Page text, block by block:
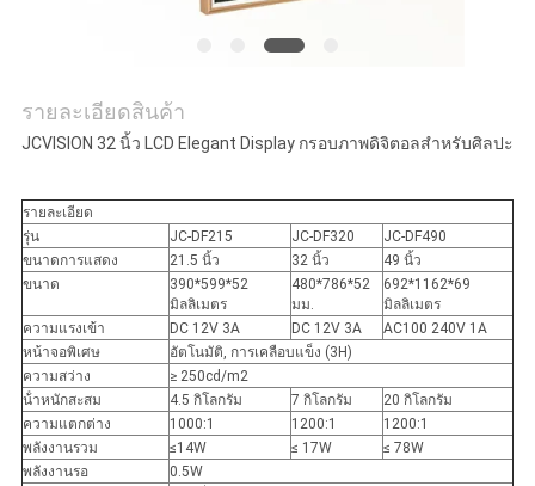
เป็น
ส่วน
ตัว
รายละเอียดสินค้า
JCVISION 32 นิ้ว LCD Elegant Display กรอบภาพดิจิตอลสําหรับศิลปะ
รายละเอียด
รุ่น
JC-DF215 JC-DF320
JC-DF490
ขนาดการแสดง
21.5 นิ้ว 32 นิ้ว
49 นิ้ว
ขนาด
390*599*52
มิลลิเมตร
480*786*52
มม.
692*1162*69
มิลลิเมตร
ความแรงเข้า
DC 12V 3A DC 12V 3A
AC100 240V 1A
หน้าจอพิเศษ
อัตโนมัติ, การเคลือบแข็ง (3H)
ความสว่าง
≥ 250cd/m2
น้ําหนักสะสม
4.5 กิโลกรัม 7 กิโลกรัม
20 กิโลกรัม
ความแตกต่าง
1000:1 1200:1
1200:1
พลังงานรวม
≤14W ≤ 17W
≤ 78W
พลังงานรอ
0.5W